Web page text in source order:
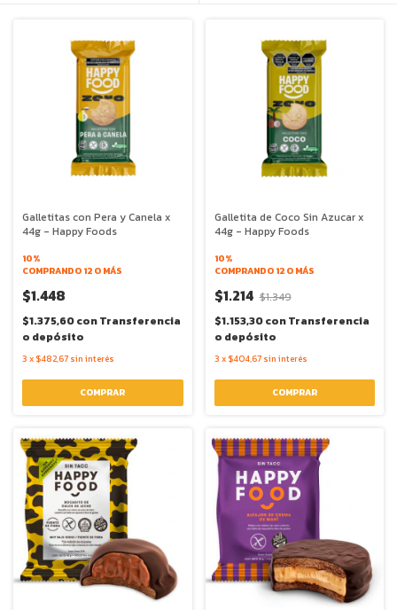
Galletitas con Pera y Canela x
44g - Happy Foods
10%
COMPRANDO 12 O MÁS
$1.448
$1.375,60conTransferencia
o depósito
3 x $482,67 sin interés
Galletita de Coco Sin Azucar x
44g - Happy Foods
10%
COMPRANDO 12 O MÁS
$1.214 $1.349
$1.153,30conTransferencia
o depósito
3 x $404,67 sin interés